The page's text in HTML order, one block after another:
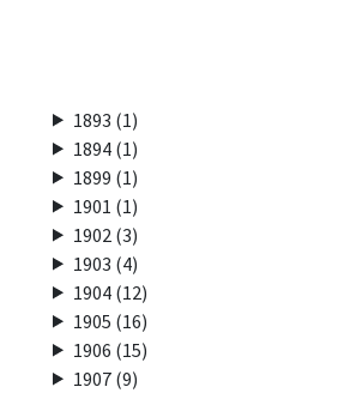
1893 (1)
1894 (1)
1899 (1)
1901 (1)
1902 (3)
1903 (4)
1904 (12)
1905 (16)
1906 (15)
1907 (9)